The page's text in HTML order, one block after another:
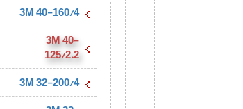
3M 40-160/4
3M 40-
125/2.2
3M 32-200/4